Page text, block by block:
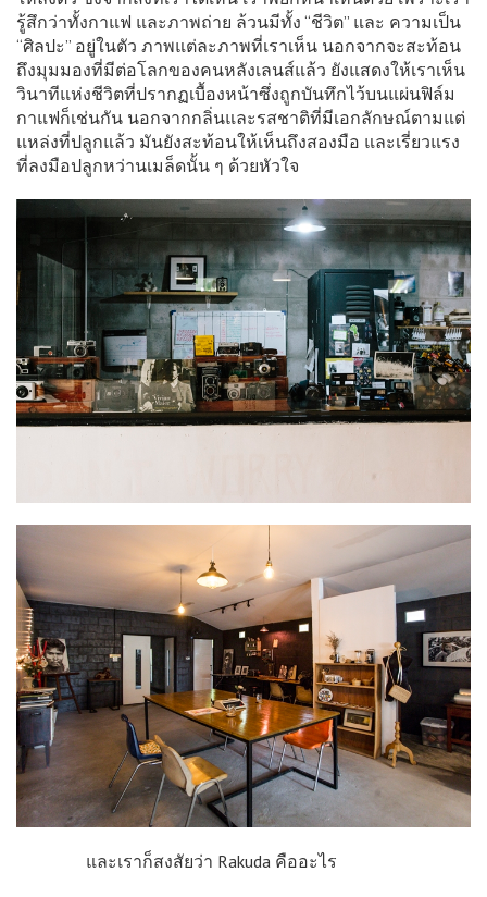
รู้สึกว่าทั้งกาแฟ และภาพถ่าย ล้วนมีทั้ง “ชีวิต” และ ความเป็น
“ศิลปะ” อยู่ในตัว ภาพแต่ละภาพที่เราเห็น นอกจากจะสะท้อน
ถึงมุมมองที่มีต่อโลกของคนหลังเลนส์แล้ว ยังแสดงให้เราเห็น
วินาทีแห่งชีวิตที่ปรากฏเบื้องหน้าซึ่งถูกบันทึกไว้บนแผ่นฟิล์ม
กาแฟก็เช่นกัน นอกจากกลิ่นและรสชาติที่มีเอกลักษณ์ตามแต่
แหล่งที่ปลูกแล้ว มันยังสะท้อนให้เห็นถึงสองมือ และเรี่ยวแรง
ที่ลงมือปลูกหว่านเมล็ดนั้น ๆ ด้วยหัวใจ
และเราก็สงสัยว่า Rakuda คืออะไร